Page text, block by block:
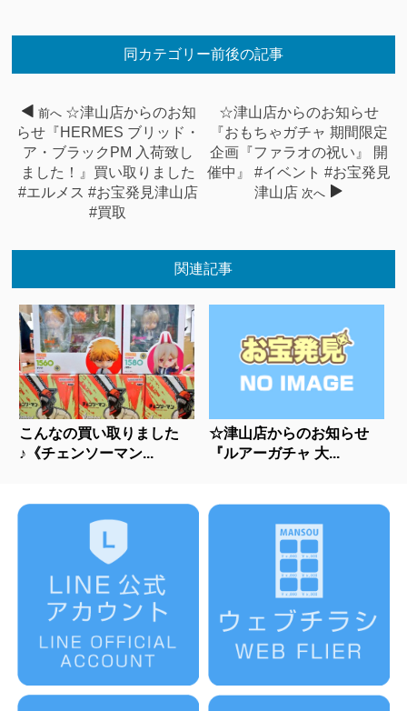
同カテゴリー前後の記事
前へ ☆津山店からのお知
らせ『HERMES ブリッド・
ア・ブラックPM 入荷致し
ました！』買い取りました
#エルメス #お宝発見津山店
#買取
☆津山店からのお知らせ
『おもちゃガチャ 期間限定
企画『ファラオの祝い』 開
催中』 #イベント #お宝発見
津山店 次へ
関連記事
こんなの買い取りました
♪《チェンソーマン...
☆津山店からのお知らせ
『ルアーガチャ 大...